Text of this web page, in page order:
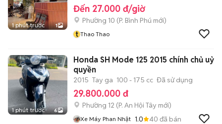
1 phút trước 1
Đến 27.000 đ/giờ
Phường 10 (P. Bình Phú mới)
t Thao Thao
1 phút trước 6
Honda SH Mode 125 2015 chính chủ uỷ
quyền
2015 Tay ga 100 - 175 cc Đã sử dụng
29.800.000 đ
Phường 12 (P. An Hội Tây mới)
Xe Máy Phan Nhật 1.0 40 đã bán